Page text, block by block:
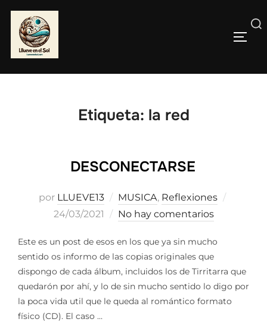
contenido
Buscar:
Etiqueta: la red
DESCONECTARSE
por LLUEVE13 MUSICA, Reflexiones
24/03/2021 No hay comentarios
Este es un post de esos en los que ya sin mucho
sentido os informo de las copias originales que
dispongo de cada álbum, incluidos los de Tirritarra que
quedarón por ahí, y lo de sin mucho sentido lo digo por
la poca vida util que le queda al romántico formato
físico (CD). El caso …